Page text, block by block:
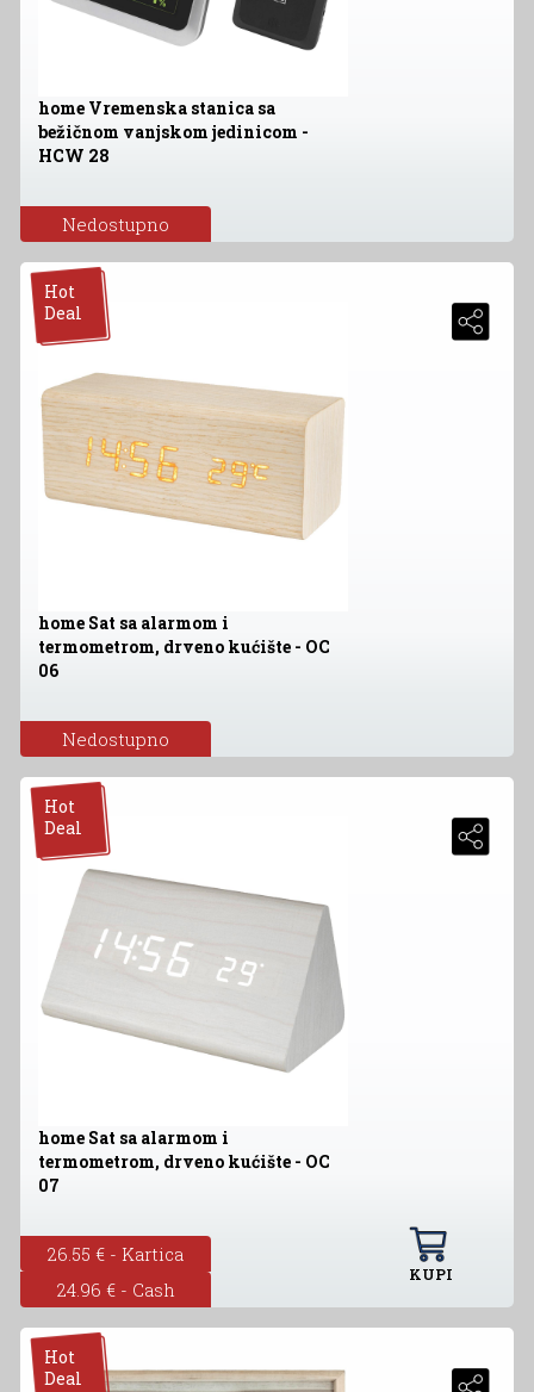
home Vremenska stanica sa
bežičnom vanjskom jedinicom -
HCW 28
Nedostupno
Hot
Deal
home Sat sa alarmom i
termometrom, drveno kućište - OC
06
Nedostupno
Hot
Deal
home Sat sa alarmom i
termometrom, drveno kućište - OC
07
26.55 € - Kartica
24.96 € - Cash
KUPI
Hot
Deal